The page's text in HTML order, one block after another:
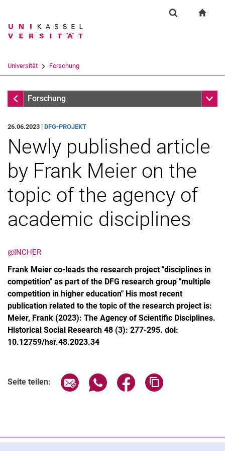
Springe direkt zu: Inhalt
Springe direkt zu: Suche
Springe direkt zu:
Suchbegriff
Suchen (öffnet externen Link in einem
Universität Forschung
Forschung
Forschung
26.06.2023 | DFG-PROJEKT
Newly published article
by Frank Meier on the
topic of the agency of
academic disciplines
@INCHER
Frank Meier co-leads the research project "disciplines in
competition" as part of the DFG research group "multiple
competition in higher education" His most recent
publication related to the topic of the research project is:
Meier, Frank (2023): The Agency of Scientific Disciplines.
Historical Social Research 48 (3): 277-295. doi:
10.12759/hsr.48.2023.34
Seite teilen: Seite über E-Mail teilen
Seite über WhatsApp teilen
Seite über Facebook